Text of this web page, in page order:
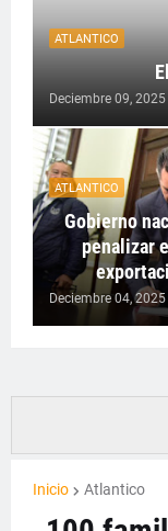
ATLANTICO
Deciembre 09, 2025
ATLANTICO
Gobierno
penalizar
Deciembre 04, 2025
Inicio Atlantico